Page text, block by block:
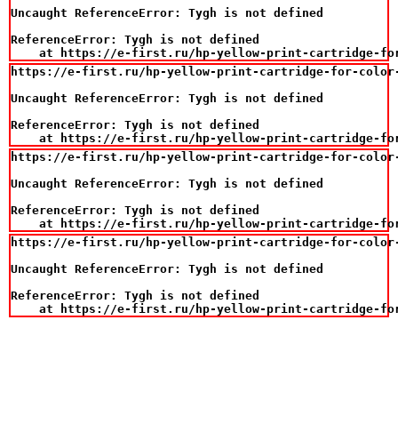
Uncaught ReferenceError: Tygh is not defined
ReferenceError: Tygh is not defined
at https://e-first.ru/hp-yellow-print-cartridge-
https://e-first.ru/hp-yellow-print-cartridge-for-color-
Uncaught ReferenceError: Tygh is not defined
ReferenceError: Tygh is not defined
at https://e-first.ru/hp-yellow-print-cartridge-
https://e-first.ru/hp-yellow-print-cartridge-for-color-
Uncaught ReferenceError: Tygh is not defined
ReferenceError: Tygh is not defined
at https://e-first.ru/hp-yellow-print-cartridge-
https://e-first.ru/hp-yellow-print-cartridge-for-color-
Uncaught ReferenceError: Tygh is not defined
ReferenceError: Tygh is not defined
at https://e-first.ru/hp-yellow-print-cartridge-